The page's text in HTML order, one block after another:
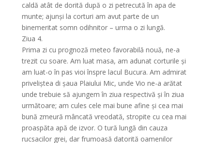
caldă atât de dorită după o zi petrecută în apa de
munte; ajunși la corturi am avut parte de un
binemeritat somn odihnitor – urma o zi lungă.
Ziua 4.
Prima zi cu prognoză meteo favorabilă nouă, ne-a
trezit cu soare. Am luat masa, am adunat corturile și
am luat-o în pas vioi înspre lacul Bucura. Am admirat
priveliștea di șaua Plaiului Mic, unde Vio ne-a arătat
unde trebuie să ajungem în ziua respectivă și în ziua
următoare; am cules cele mai bune afine și cea mai
bună zmeură mâncată vreodată, stropite cu cea mai
proaspăta apă de izvor. O tură lungă din cauza
rucsacilor grei, dar frumoasă datorită oamenilor